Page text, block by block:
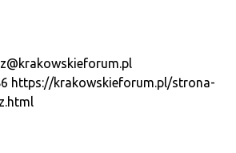
https://krakowskieforum.pl/strona-